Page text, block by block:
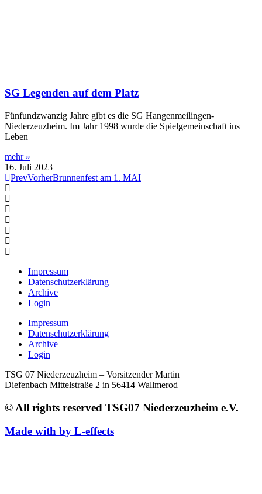
SG Legenden auf dem Platz
Fünfundzwanzig Jahre gibt es die SG Hangenmeilingen-
Niederzeuzheim. Im Jahr 1998 wurde die Spielgemeinschaft ins
Leben
mehr »
16. Juli 2023
PrevVorherBrunnenfest am 1. MAI
Impressum
Datenschutzerklärung
Archive
Login
Impressum
Datenschutzerklärung
Archive
Login
TSG 07 Niederzeuzheim – Vorsitzender Martin
Diefenbach Mittelstraße 2 in 56414 Wallmerod
© All rights reserved TSG07 Niederzeuzheim e.V.
Made with by L-effects